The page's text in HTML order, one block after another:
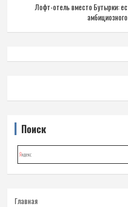
Лофт-отель вместо Бутырки:
Поиск
Главная